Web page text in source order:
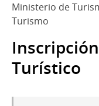
Ministerio de
Turismo
Turístico